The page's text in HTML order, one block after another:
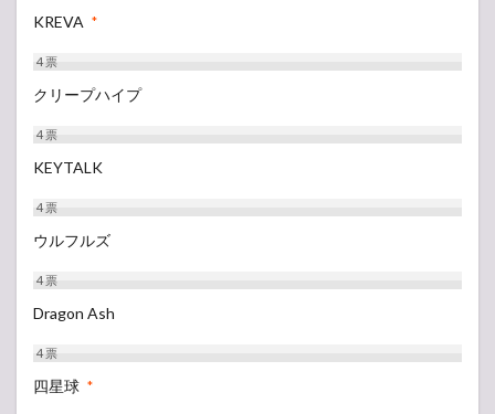
KREVA *
4票
クリープハイプ
4票
KEYTALK
4票
ウルフルズ
4票
Dragon Ash
4票
四星球 *